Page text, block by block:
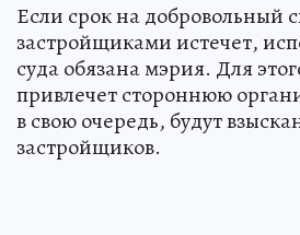
Если срок на добровольный
застройщиками истечет,
суда обязана мэрия. Для
привлечет стороннюю
в свою очередь, будут
застройщиков.